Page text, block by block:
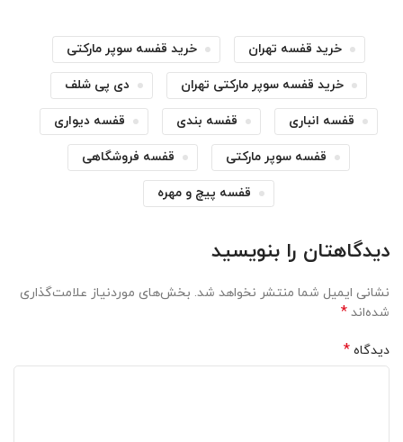
خرید قفسه تهران خرید قفسه سوپر مارکتی
خرید قفسه سوپر مارکتی تهران دی پی شلف
قفسه انباری قفسه بندی قفسه دیواری
قفسه سوپر مارکتی قفسه فروشگاهی
قفسه پیچ و مهره
دیدگاهتان را بنویسید
نشانی ایمیل شما منتشر نخواهد شد. بخش‌های موردنیاز علامت‌گذاری
شده‌اند *
دیدگاه *